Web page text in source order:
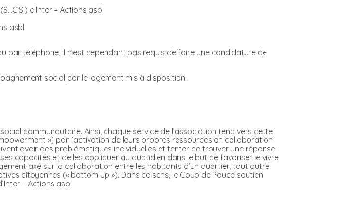
d’Inter – Actions asbl
asbl
par téléphone, il n’est cependant pas requis de faire une candidature de
social par le logement mis à disposition.
communautaire. Ainsi, chaque service de l’association tend vers cette
») par l’activation de leurs propres ressources en collaboration
avoir des problématiques individuelles et tenter de trouver une réponse
capacités et de les appliquer au quotidien dans le but de favoriser le vivre
axé sur la collaboration entre les habitants d’un quartier, tout autre
citoyennes (« bottom up »). Dans ce sens, le Coup de Pouce soutien
– Actions asbl.